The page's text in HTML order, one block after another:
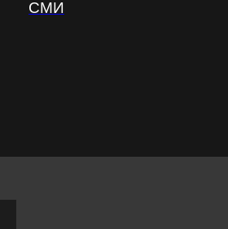
СМИ